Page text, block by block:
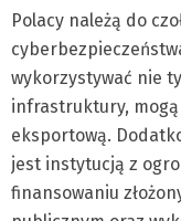
Polacy należą do
wykorzystywać nie
infrastruktury,
eksportową.
jest instytucją z
finansowaniu